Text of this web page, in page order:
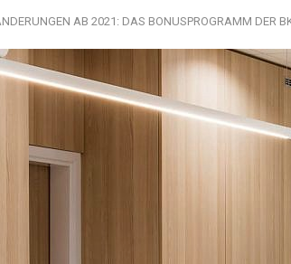
AB 2021: DAS BONUSPROGRAMM DER